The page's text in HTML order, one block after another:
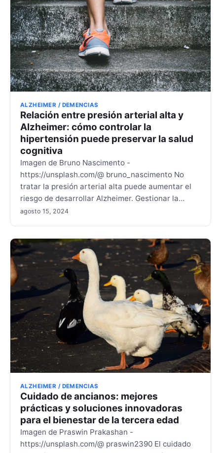
ALZHEIMER / DEMENCIAS
Relación entre presión arterial alta y
Alzheimer: cómo controlar la
hipertensión puede preservar la salud
cognitiva
Imagen de Bruno Nascimento -
https://unsplash.com/@ bruno_nascimento No
tratar la presión arterial alta puede aumentar el
riesgo de desarrollar Alzheimer. Gestionar la…
agosto 15, 2024
ALZHEIMER / DEMENCIAS
Cuidado de ancianos: mejores
prácticas y soluciones innovadoras
para el bienestar de la tercera edad
Imagen de Praswin Prakashan -
https://unsplash.com/@ praswin2390 El cuidado